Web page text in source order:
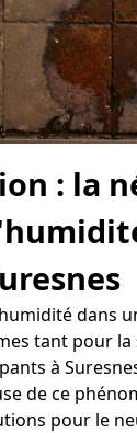
: la
dans
tant pour
à
de ce
pour le